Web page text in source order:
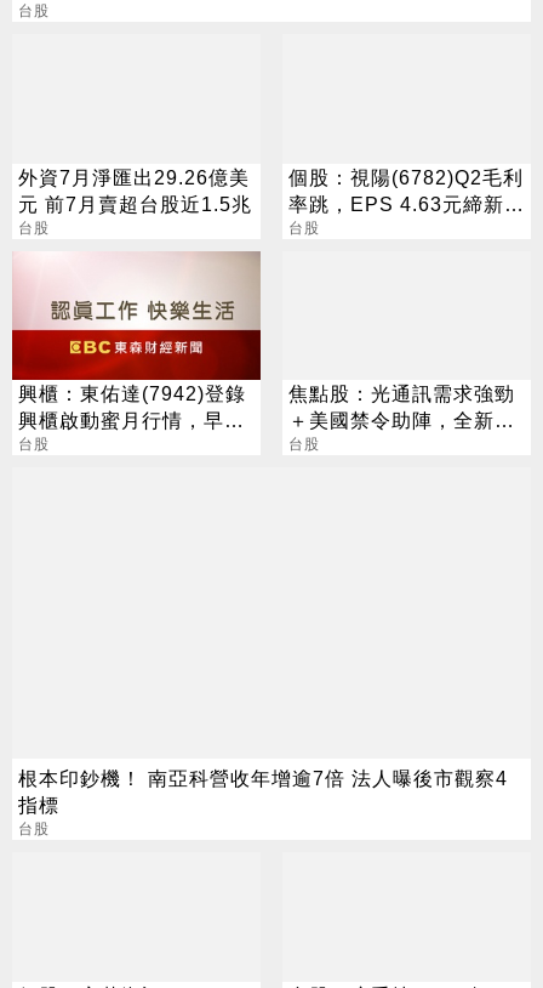
台股
外資7月淨匯出29.26億美
元 前7月賣超台股近1.5兆
台股
個股：視陽(6782)Q2毛利
率跳，EPS 4.63元締新
猷，本季營運續看旺
台股
興櫃：東佑達(7942)登錄
興櫃啟動蜜月行情，早盤
一度大漲186%
台股
焦點股：光通訊需求強勁
＋美國禁令助陣，全新H2
營運看俏，營收逐季攀升
台股
根本印鈔機！ 南亞科營收年增逾7倍 法人曝後市觀察4
指標
台股